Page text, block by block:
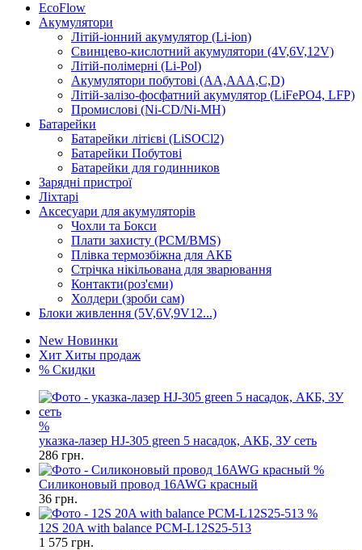
EcoFlow
Акумулятори
Літій-іонний акумулятор (Li-ion)
Свинцево-кислотний акумулятори (4V,6V,12V)
Літій-полімерні (Li-Pol)
Акумулятори побутові (AA,AAA,C,D)
Літій-залізо-фосфатний акумулятор (LiFePO4, LFP)
Промислові (Ni-CD/Ni-MH)
Батарейки
Батарейки літієві (LiSOCl2)
Батарейки Побутові
Батарейки для годинников
Зарядні пристрої
Ліхтарі
Аксесуари для акумуляторів
Чохли та Бокси
Плати захисту (PCM/BMS)
Плівка термозбіжна для АКБ
Стрічка нікільована для зварювання
Контакти(роз'єми)
Холдери (зроби сам)
Блоки живлення (5V,6V,9V12...)
New Новинки
Хит Хиты продаж
% Скидки
%
указка-лазер HJ-305 green 5 насадок, АКБ, ЗУ сеть
286 грн.
%
Силиконовый провод 16AWG красный
36 грн.
%
12S 20A with balance PCM-L12S25-513
1 575 грн.